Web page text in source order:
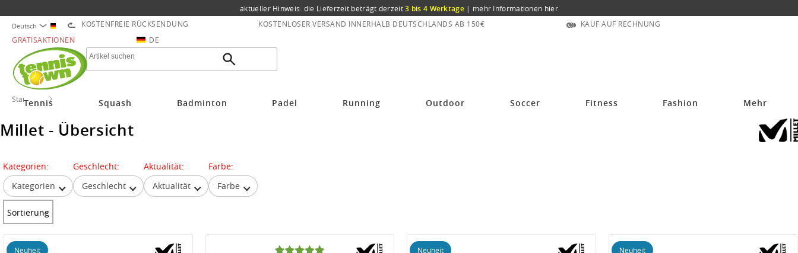
aktueller Hinweis: die Lieferzeit beträgt derzeit3 bis 4 Werktage | mehr Informationen hier
Deutsch KOSTENFREIE RÜCKSENDUNG KOSTENLOSER VERSAND INNERHALB DEUTSCHLANDS AB 150€
KAUF AUF RECHNUNG
GRATISAKTIONEN
DE
Tennis Squash Badminton Padel Running Outdoor Soccer Fitness Fashion Mehr
Startseite
Millet - Übersicht
Kategorien:
Kategorien
Geschlecht:
Geschlecht
Aktualität:
Aktualität
Farbe:
Farbe
Sortierung
Neuheit Neuheit Neuheit